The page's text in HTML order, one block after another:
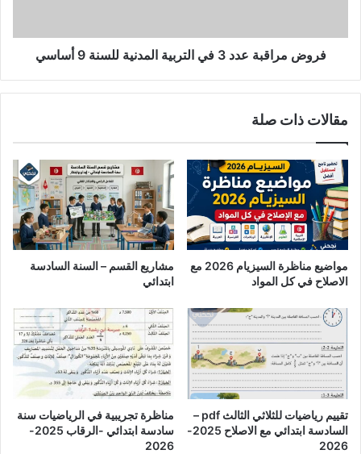
9
أساسيفروض مراقبة عدد 3 في التربية المدنية للسنة 9 أساسي
مقالات ذات صلة
مواضيع مناظرة السيزيام 2026 مع
الاصلاح في كل المواد
مشاريع القسم – السنة السادسة
ابتدائي
تقييم رياضيات للثلاثي الثالث pdf –
السادسة ابتدائي مع الاصلاح 2025-
2026
مناظرة تجريبية في الرياضيات سنة
سادسة ابتدائي -الرقاب 2025-
2026